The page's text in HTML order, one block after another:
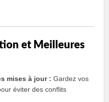
et Meilleures
mises à jour : Gardez vos
éviter des conflits